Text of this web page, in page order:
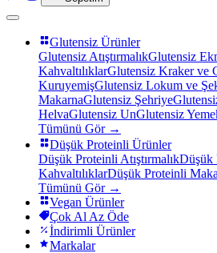
Glutensiz Ürünler
Glutensiz AtıştırmalıkGlutensiz
KahvaltılıklarGlutensiz Kraker ve
KuruyemişGlutensiz Lokum ve
MakarnaGlutensiz Şehriye
HelvaGlutensiz UnGlutensiz
Tümünü Gör →
Düşük Proteinli Ürünler
Düşük Proteinli AtıştırmalıkDüşük
KahvaltılıklarDüşük Proteinli
Tümünü Gör →
Vegan Ürünler
Çok Al Az Öde
İndirimli Ürünler
Markalar